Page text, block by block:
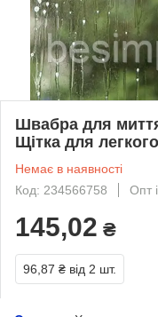
Швабра для
Щітка для
Немає в наявності
Код: 234566758
Опт
145,02 ₴
96,87 ₴ від 2 шт.